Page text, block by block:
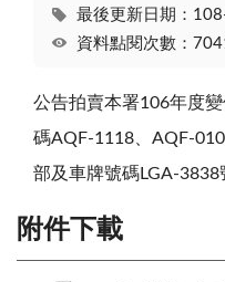
最後更新日期：
資料點閱次數：
公告拍賣本署106年度
碼AQF-1118、AQF-
部及車牌號碼LGA-3838
附件下載